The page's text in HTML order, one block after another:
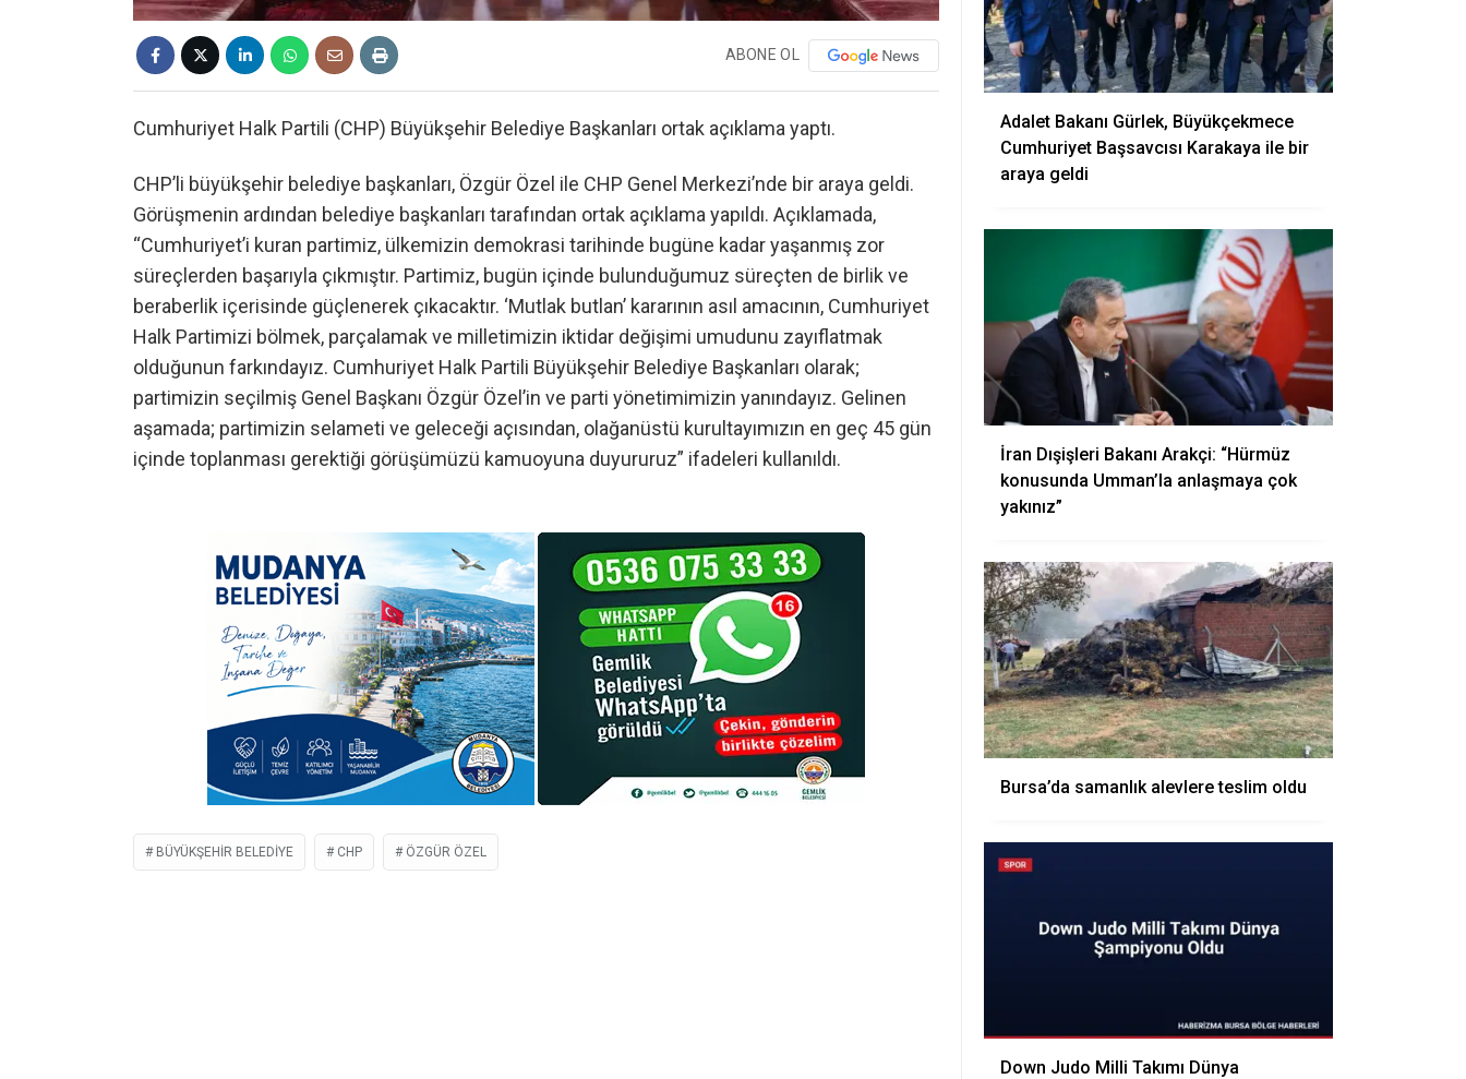
ABONE OL
Cumhuriyet Halk Partili (CHP) Büyükşehir Belediye Başkanları ortak açıklama yaptı.
CHP’li büyükşehir belediye başkanları, Özgür Özel ile CHP Genel Merkezi’nde bir araya geldi.
Görüşmenin ardından belediye başkanları tarafından ortak açıklama yapıldı. Açıklamada,
“Cumhuriyet’i kuran partimiz, ülkemizin demokrasi tarihinde bugüne kadar yaşanmış zor
süreçlerden başarıyla çıkmıştır. Partimiz, bugün içinde bulunduğumuz süreçten de birlik ve
beraberlik içerisinde güçlenerek çıkacaktır. ‘Mutlak butlan’ kararının asıl amacının, Cumhuriyet
Halk Partimizi bölmek, parçalamak ve milletimizin iktidar değişimi umudunu zayıflatmak
olduğunun farkındayız. Cumhuriyet Halk Partili Büyükşehir Belediye Başkanları olarak;
partimizin seçilmiş Genel Başkanı Özgür Özel’in ve parti yönetimimizin yanındayız. Gelinen
aşamada; partimizin selameti ve geleceği açısından, olağanüstü kurultayımızın en geç 45 gün
içinde toplanması gerektiği görüşümüzü kamuoyuna duyururuz” ifadeleri kullanıldı.
BÜYÜKŞEHIR BELEDIYE CHP ÖZGÜR ÖZEL
Adalet Bakanı Gürlek, Büyükçekmece
Cumhuriyet Başsavcısı Karakaya ile bir
araya geldi
İran Dışişleri Bakanı Arakçi: “Hürmüz
konusunda Umman’la anlaşmaya çok
yakınız”
Bursa’da samanlık alevlere teslim oldu
Down Judo Milli Takımı Dünya